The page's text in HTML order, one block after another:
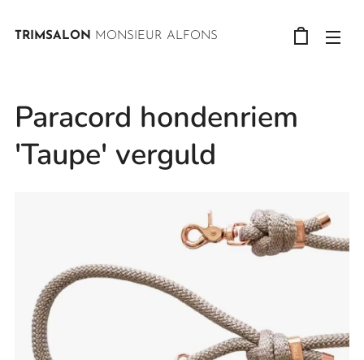
TRIMSALON MONSIEUR ALFONS
Paracord hondenriem
'Taupe' verguld